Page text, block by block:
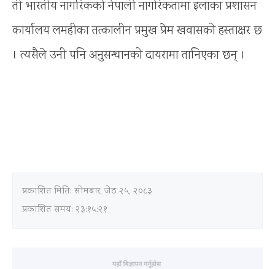
ती भारतीय नागरिकको नेपाली नागरिकतामा इलाका प्रशासन
कार्यालय लमहीका तत्कालीन प्रमुख प्रेम खवासको हस्ताक्षर छ
। त्यसैले उनी पनि अनुसन्धानको दायरामा तानिएका छन् ।
प्रकाशित मिति: सोमबार, जेठ २५, २०८३
प्रकाशित समय: २३:१५:२१